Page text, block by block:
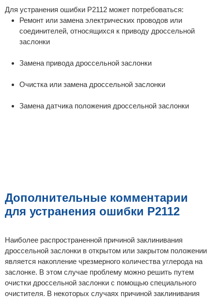
Для устранения ошибки P2112 может потребоваться:
Ремонт или замена электрических проводов или
соединителей, относящихся к приводу дроссельной
заслонки
Замена привода дроссельной заслонки
Очистка или замена дроссельной заслонки
Замена датчика положения дроссельной заслонки
Дополнительные комментарии
для устранения ошибки P2112
Наиболее распространенной причиной заклинивания
дроссельной заслонки в открытом или закрытом положении
является накопление чрезмерного количества углерода на
заслонке. В этом случае проблему можно решить путем
очистки дроссельной заслонки с помощью специального
очистителя. В некоторых случаях причиной заклинивания